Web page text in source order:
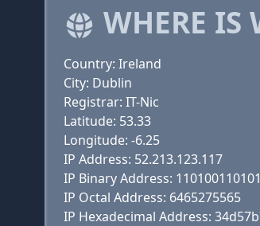
WHERE IS
Country: Ireland
City: Dublin
Registrar: IT-Nic
Latitude: 53.33
Longitude: -6.25
IP Address: 52.213.123.117
IP Binary Address:
IP Octal Address: 6465275565
IP Hexadecimal Address: